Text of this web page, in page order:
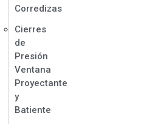
Corredizas
Cierres
de
Presión
Ventana
Proyectante
y
Batiente